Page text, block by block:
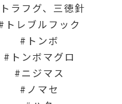
トラフグ、三徳針
トレブルフック
トンボ
トンボマグロ
ニジマス
ノマセ